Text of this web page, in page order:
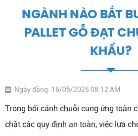
NGÀNH NÀO BẮT
PALLET GỖ ĐẠT
KHẨU?
Ngày đăng: 16/05/2026 08:12 AM
Trong bối cảnh chuỗi cung ứng toàn
chặt các quy định an toàn, việc lựa